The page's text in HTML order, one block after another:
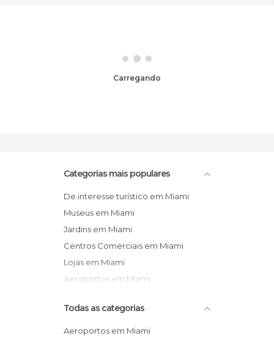
Carregando
Categorias mais populares
De interesse turístico em Miami
Museus em Miami
Jardins em Miami
Centros Comerciais em Miami
Lojas em Miami
Aeroportos em Miami
Todas as categorias
Aeroportos em Miami